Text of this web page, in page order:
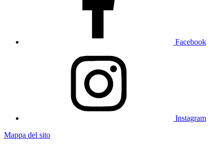
Facebook
Instagram
Mappa del sito